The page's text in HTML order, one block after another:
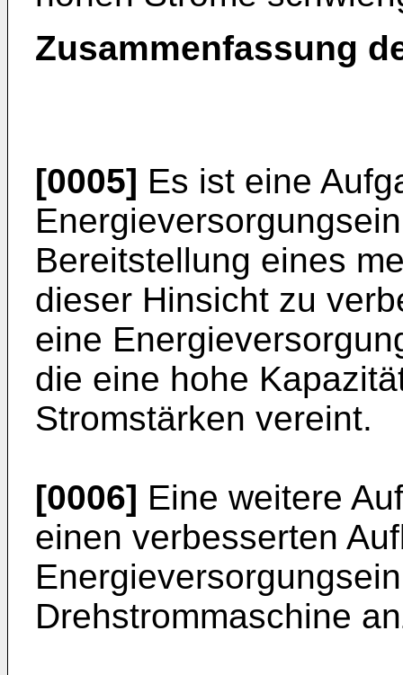
Zusammenfassung
[0005] Es ist eine
Bereitstellung eines
dieser Hinsicht zu
eine
die eine hohe
Stromstärken vereint.
[0006] Eine weitere
einen verbesserten
Drehstrommaschine